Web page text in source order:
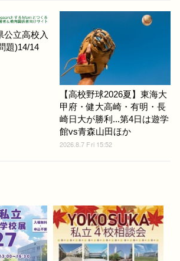
公立高校入
題)14/14
【高校野球2026夏】東海大
甲府・健大高崎・有明・長
崎日大が勝利...第4日は遊学
館vs青森山田ほか
2026.8.7 Fri 15:52